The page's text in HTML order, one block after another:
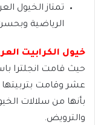
تمتاز الخيول
الرياضية
خيول الكرابيت
حيث قامت انجلترا
عشر وقامت بتربيتها
بأنها من سلالات
والترويض.